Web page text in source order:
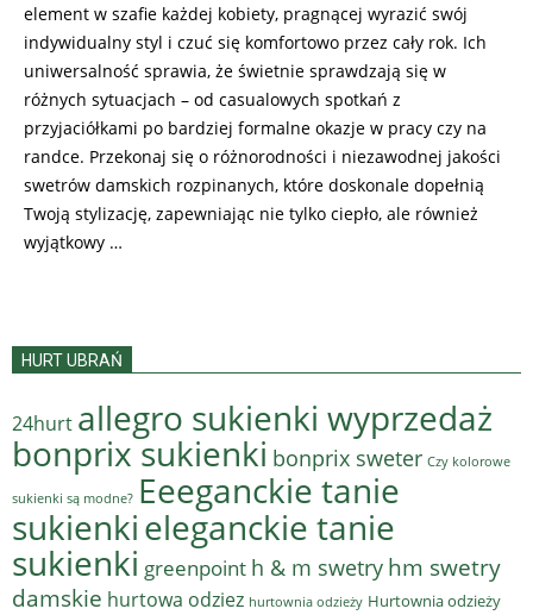
element w szafie każdej kobiety, pragnącej wyrazić swój
indywidualny styl i czuć się komfortowo przez cały rok. Ich
uniwersalność sprawia, że świetnie sprawdzają się w
różnych sytuacjach – od casualowych spotkań z
przyjaciółkami po bardziej formalne okazje w pracy czy na
randce. Przekonaj się o różnorodności i niezawodnej jakości
swetrów damskich rozpinanych, które doskonale dopełnią
Twoją stylizację, zapewniając nie tylko ciepło, ale również
wyjątkowy …
HURT UBRAŃ
24hurt allegro sukienki wyprzedaż
bonprix sukienki bonprix sweter Czy kolorowe
sukienki są modne? Eeeganckie tanie
sukienkieleganckie tanie
sukienki greenpoint h & m swetry hm swetry
damskie hurtowa odziez hurtownia odzieży Hurtownia odzieży